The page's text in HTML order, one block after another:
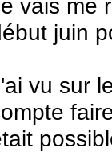
vais me
juin
vu sur